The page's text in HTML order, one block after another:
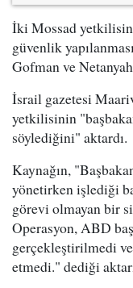
İki Mossad
güvenlik
Gofman ve
İsrail gazetesi
yetkilisinin
söylediğini" aktardı.
Kaynağın,
yönetirken işlediği
görevi olmayan bir
Operasyon, ABD
gerçekleştirilmedi
etmedi." dediği